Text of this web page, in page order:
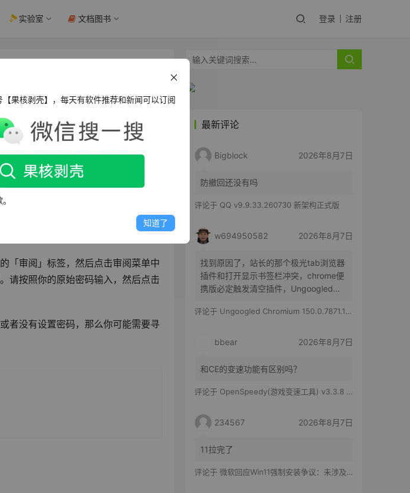
实验室 文档图书 登录 注册
保密性。然而，随着使用需求的改
密码保护呢？今天，我们就来分享
改这个表格。
「审阅」标签，然后点击审阅菜单中
请按照你的原始密码输入，然后点击
者没有设置密码，那么你可能需要寻
最新评论
Bigblock 2026年8月7日
防撤回还没有吗
评论于 QQ v9.9.33.260730 新架构正式版
w694950582 2026年8月7日
找到原因了，站长的那个极光tab浏览器
插件和打开显示书签栏冲突，chrome便
携版必定触发清空插件，Ungoogled
所有插件，有时候只是极光tab插件消失
评论于 Ungoogled Chromium 150.0.7871.186-1.1 果核优化便携版
bbear 2026年8月7日
和CE的变速功能有区别吗？
评论于 OpenSpeedy(游戏变速工具) v3.3.8 绿色版
234567 2026年8月7日
11拉完了
评论于 微软回应Win11强制安装争议：未涉及企业设备，承诺不用用户照片训练AI
果核剥壳】，每天有软件推荐和新闻可以订阅
知道了